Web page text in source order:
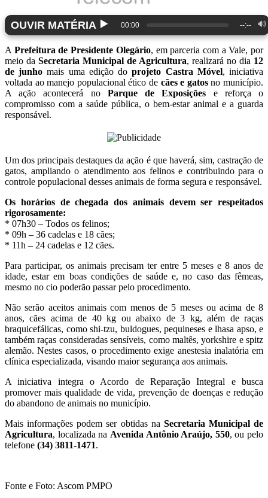
OUVIR MATÉRIA ▶️ 00:00 --:-- 🔊
A Prefeitura de Presidente Olegário, em parceria com a Vale, por
meio da Secretaria Municipal de Agricultura, realizará no dia 12
de junho mais uma edição doprojeto Castra Móvel, iniciativa
voltada ao manejo populacional ético de cães e gatosno município.
A ação acontecerá no Parque de Exposições e reforça o
compromisso com a saúde pública, o bem-estar animal e a guarda
responsável.
Um dos principais destaques da ação é que haverá, sim, castração de
gatos, ampliando o atendimento aos felinos e contribuindo para o
controle populacional desses animais de forma segura e responsável.
Os horários de chegada dos animais devem ser respeitados
rigorosamente:
* 07h30 – Todos os felinos;
* 09h – 36 cadelas e 18 cães;
* 11h – 24 cadelas e 12 cães.
Para participar, os animais precisam ter entre 5 meses e 8 anos de
idade, estar em boas condições de saúde e, no caso das fêmeas,
mesmo no cio poderão passar pelo procedimento.
Não serão aceitos animais com menos de 5 meses ou acima de 8
anos, cães acima de 40 kg ou abaixo de 3 kg, além de raças
braquicefálicas, como shi-tzu, buldogues, pequineses e lhasa apso, e
também raças consideradas sensíveis, como maltês, yorkshire e spitz
alemão. Nestes casos, o procedimento exige anestesia inalatória em
clínica especializada, visando maior segurança aos animais.
A iniciativa integra o Acordo de Reparação Integral e busca
promover mais qualidade de vida, prevenção de doenças e redução
do abandono de animais no município.
Mais informações podem ser obtidas na Secretaria Municipal de
Agricultura, localizada na Avenida Antônio Araújo, 550, ou pelo
telefone (34) 3811-1471.
Fonte e Foto: Ascom PMPO